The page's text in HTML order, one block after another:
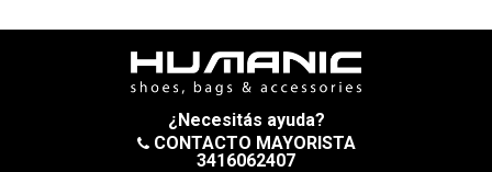
¿Necesitás ayuda?
CONTACTO MAYORISTA
3416062407